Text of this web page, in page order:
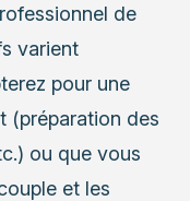
de
varient
pour une
(préparation des
ou que vous
et les